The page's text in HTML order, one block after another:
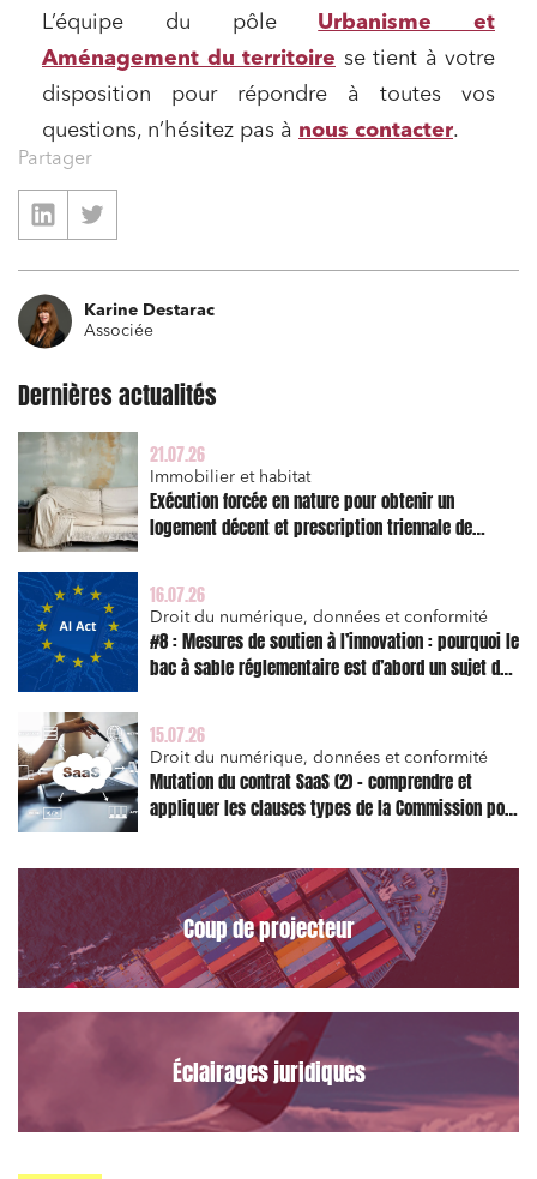
L’équipe du pôle Urbanisme et
Aménagement du territoire se tient à votre
disposition pour répondre à toutes vos
questions, n’hésitez pas à nous contacter.
Partager
Karine Destarac
Associée
Dernières actualités
21.07.26
Immobilier et habitat
Exécution forcée en nature pour obtenir un
logement décent et prescription triennale de
16.07.26
Droit du numérique, données et conformité
#8 : Mesures de soutien à l’innovation : pourquoi le
bac à sable réglementaire est d’abord un sujet de
15.07.26
Droit du numérique, données et conformité
Mutation du contrat SaaS (2) – comprendre et
appliquer les clauses types de la Commission pour
Coup de projecteur
Éclairages juridiques
Commande publique
Projets immobiliers
Urbanisme et aménagement
J'ai lu et j'accepte la